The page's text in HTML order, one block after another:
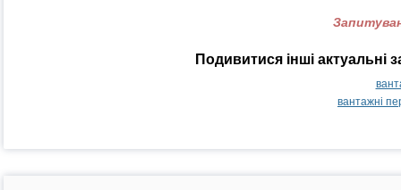
Подивитися інші
вантажні